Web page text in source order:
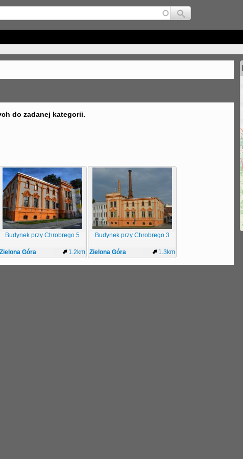
Jump to navigation
do zadanej kategorii.
Budynek przy Chrobrego 5
Zielona Góra 1.2km
Budynek przy Chrobrego 3
Zielona Góra 1.3km